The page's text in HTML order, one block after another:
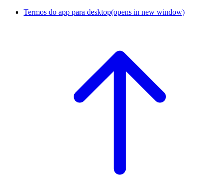
Termos do app para desktop(opens in new window)